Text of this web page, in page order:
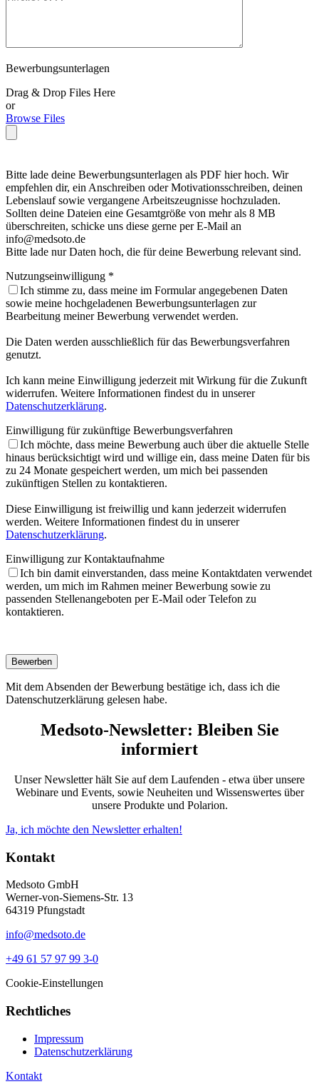
Bewerbungsunterlagen
Drag & Drop Files Here
or
Browse Files
Bitte lade deine Bewerbungsunterlagen als PDF hier hoch. Wir
empfehlen dir, ein Anschreiben oder Motivationsschreiben, deinen
Lebenslauf sowie vergangene Arbeitszeugnisse hochzuladen.
Sollten deine Dateien eine Gesamtgröße von mehr als 8 MB
überschreiten, schicke uns diese gerne per E-Mail an
info@medsoto.de
Bitte lade nur Daten hoch, die für deine Bewerbung relevant sind.
Nutzungseinwilligung *
Ich stimme zu, dass meine im Formular angegebenen Daten
sowie meine hochgeladenen Bewerbungsunterlagen zur
Bearbeitung meiner Bewerbung verwendet werden.
Die Daten werden ausschließlich für das Bewerbungsverfahren
genutzt.
Ich kann meine Einwilligung jederzeit mit Wirkung für die Zukunft
widerrufen. Weitere Informationen findest du in unserer
Datenschutzerklärung.
Einwilligung für zukünftige Bewerbungsverfahren
Ich möchte, dass meine Bewerbung auch über die aktuelle Stelle
hinaus berücksichtigt wird und willige ein, dass meine Daten für bis
zu 24 Monate gespeichert werden, um mich bei passenden
zukünftigen Stellen zu kontaktieren.
Diese Einwilligung ist freiwillig und kann jederzeit widerrufen
werden. Weitere Informationen findest du in unserer
Datenschutzerklärung.
Einwilligung zur Kontaktaufnahme
Ich bin damit einverstanden, dass meine Kontaktdaten verwendet
werden, um mich im Rahmen meiner Bewerbung sowie zu
passenden Stellenangeboten per E-Mail oder Telefon zu
kontaktieren.
Mit dem Absenden der Bewerbung bestätige ich, dass ich die
Datenschutzerklärung gelesen habe.
Medsoto-Newsletter: Bleiben Sie
informiert
Unser Newsletter hält Sie auf dem Laufenden - etwa über unsere
Webinare und Events, sowie Neuheiten und Wissenswertes über
unsere Produkte und Polarion.
Ja, ich möchte den Newsletter erhalten!
Kontakt
Medsoto GmbH
Werner-von-Siemens-Str. 13
64319 Pfungstadt
info@medsoto.de
+49 61 57 97 99 3-0
Cookie-Einstellungen
Rechtliches
Impressum
Datenschutzerklärung
Kontakt